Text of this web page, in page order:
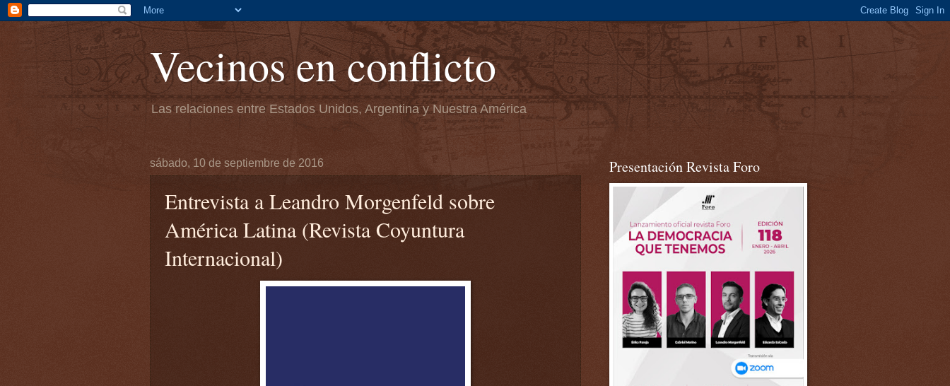
Vecinos en conflicto
Las relaciones entre Estados Unidos, Argentina y Nuestra América
sábado, 10 de septiembre de 2016
Entrevista a Leandro Morgenfeld sobre
América Latina (Revista Coyuntura
Internacional)
Presentación Revista Foro